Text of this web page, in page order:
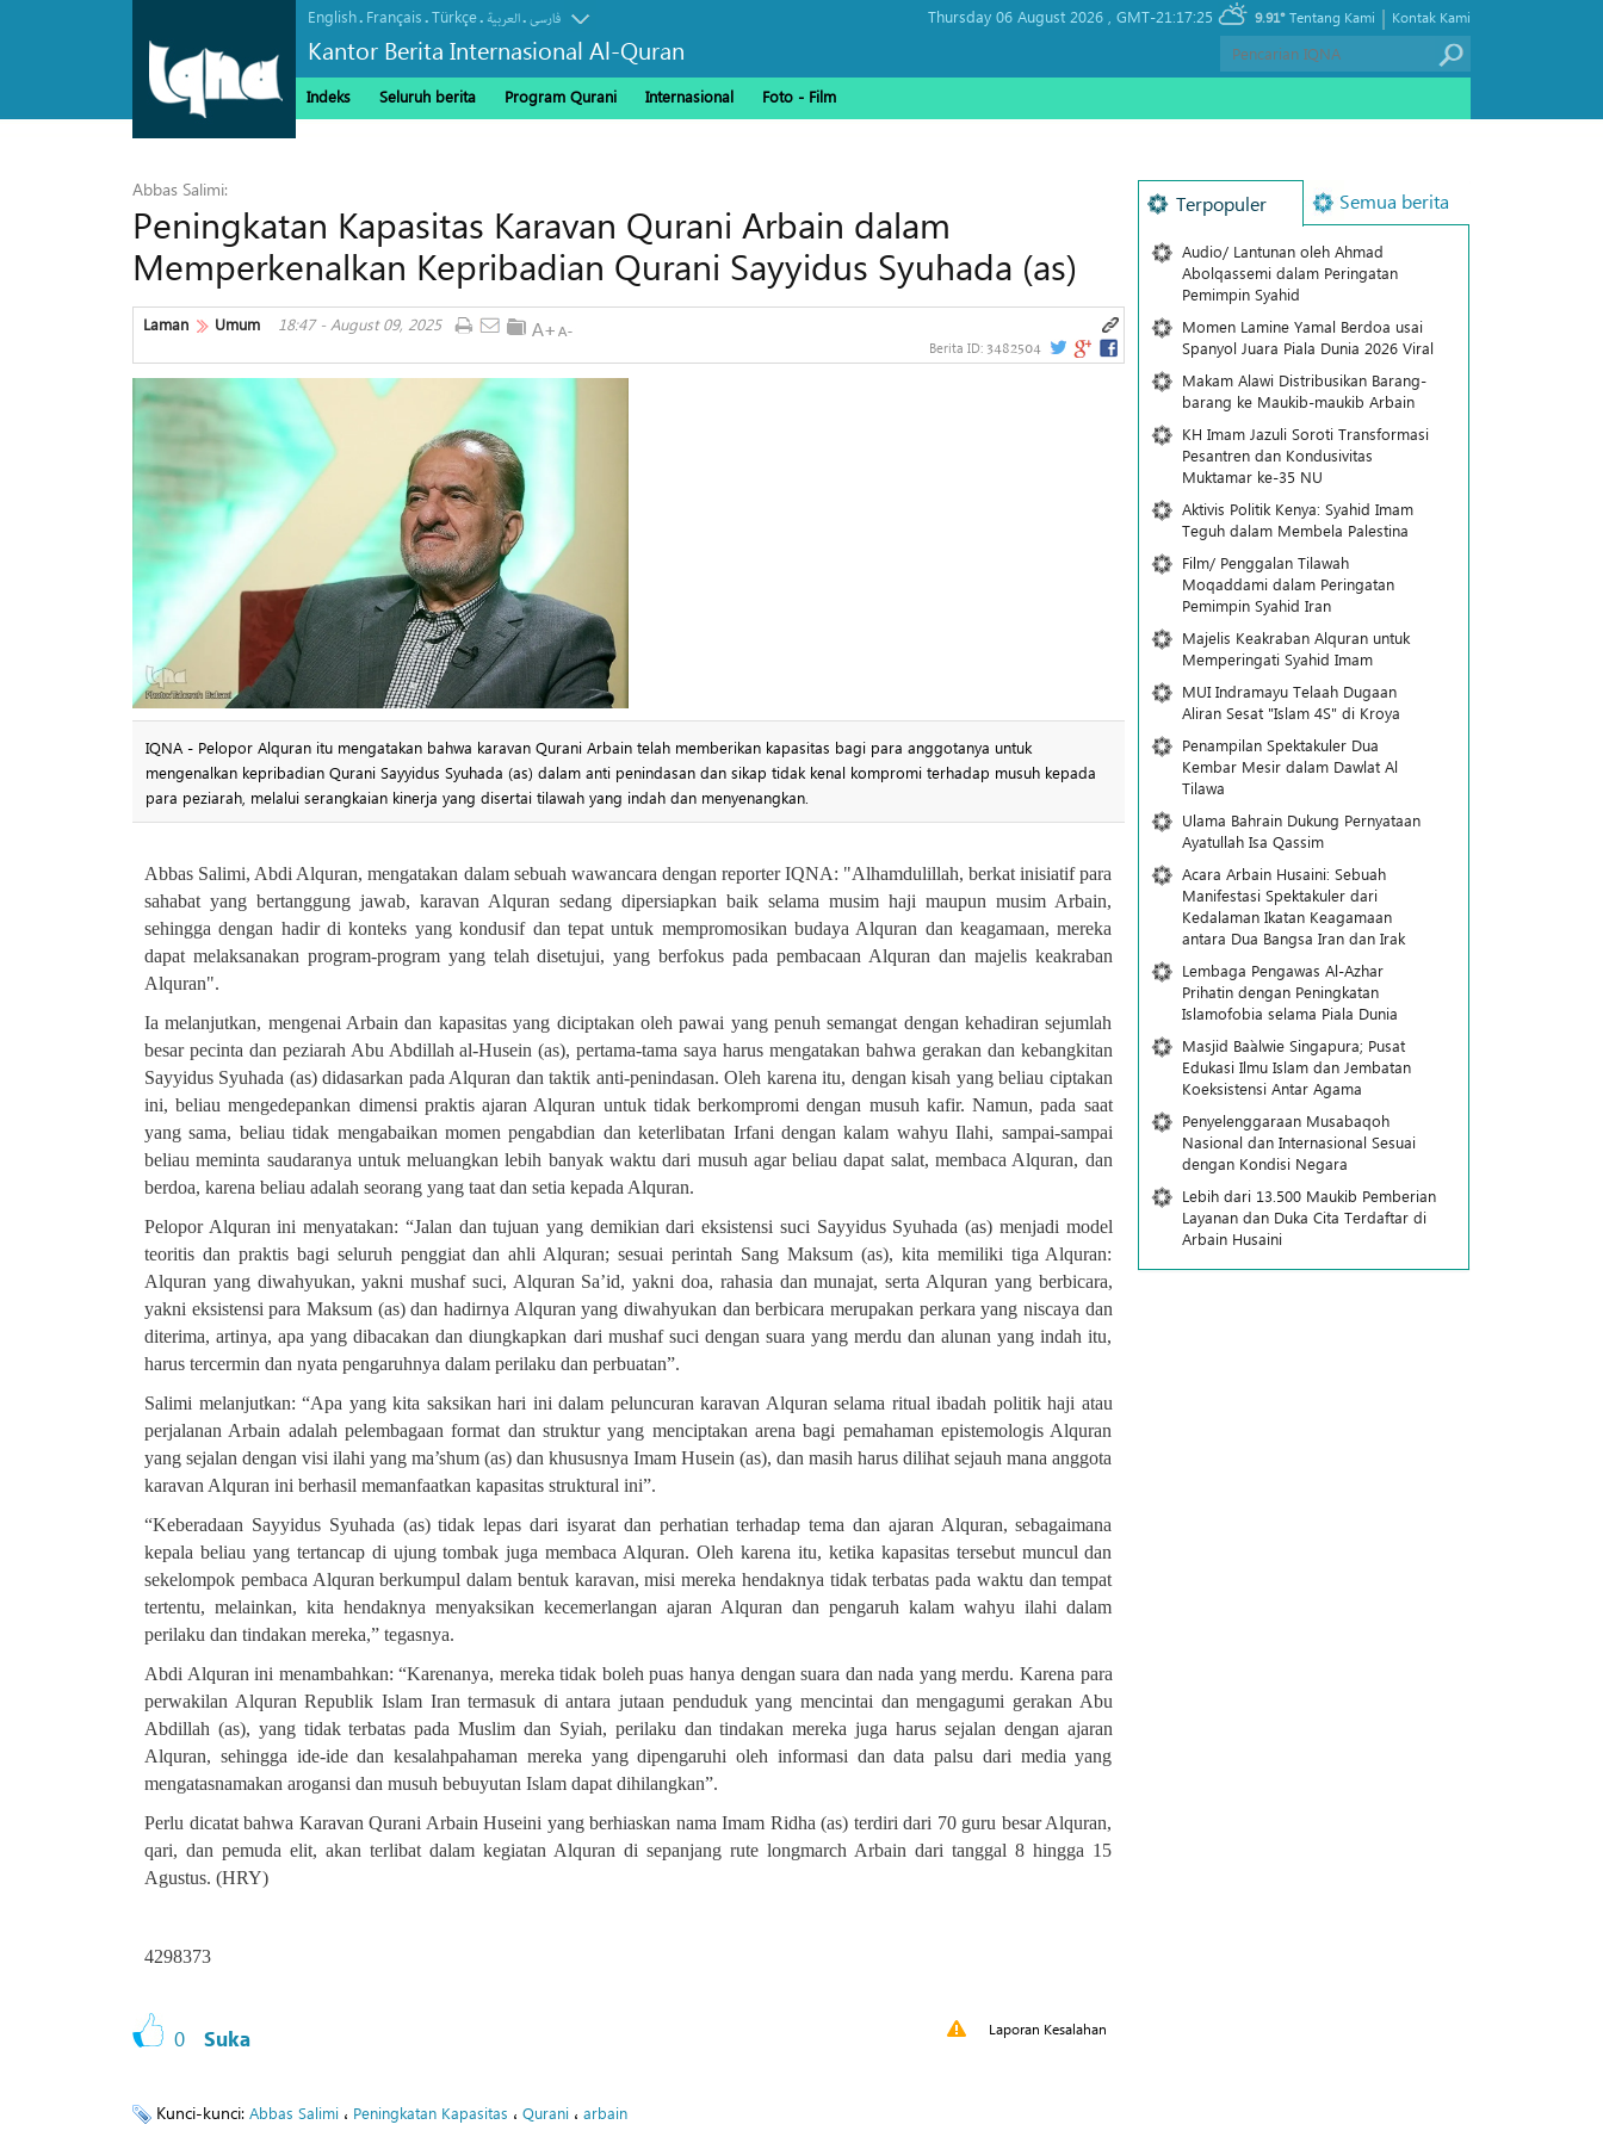
English. Français.Türkçe. العربیة.فارسی
Kantor Berita Internasional Al-Quran
Thursday 06 August 2026 , GMT-21:17:25 9.91° Kontak Kami
|
Tentang Kami
Indeks Seluruh berita Program Qurani Internasional Foto - Film
Abbas Salimi:
Peningkatan Kapasitas Karavan Qurani Arbain dalam
Memperkenalkan Kepribadian Qurani Sayyidus Syuhada (as)
Laman Umum 18:47 - August 09, 2025
Berita ID: 3482504
IQNA - Pelopor Alquran itu mengatakan bahwa karavan Qurani Arbain telah memberikan kapasitas bagi para anggotanya untuk
mengenalkan kepribadian Qurani Sayyidus Syuhada (as) dalam anti penindasan dan sikap tidak kenal kompromi terhadap musuh kepada
para peziarah, melalui serangkaian kinerja yang disertai tilawah yang indah dan menyenangkan.
Abbas Salimi, Abdi Alquran, mengatakan dalam sebuah wawancara dengan reporter IQNA: "Alhamdulillah, berkat inisiatif para
sahabat yang bertanggung jawab, karavan Alquran sedang dipersiapkan baik selama musim haji maupun musim Arbain,
sehingga dengan hadir di konteks yang kondusif dan tepat untuk mempromosikan budaya Alquran dan keagamaan, mereka
dapat melaksanakan program-program yang telah disetujui, yang berfokus pada pembacaan Alquran dan majelis keakraban
Alquran."
Ia melanjutkan, mengenai Arbain dan kapasitas yang diciptakan oleh pawai yang penuh semangat dengan kehadiran sejumlah
besar pecinta dan peziarah Abu Abdillah al-Husein (as), pertama-tama saya harus mengatakan bahwa gerakan dan kebangkitan
Sayyidus Syuhada (as) didasarkan pada Alquran dan taktik anti-penindasan. Oleh karena itu, dengan kisah yang beliau ciptakan
ini, beliau mengedepankan dimensi praktis ajaran Alquran untuk tidak berkompromi dengan musuh kafir. Namun, pada saat
yang sama, beliau tidak mengabaikan momen pengabdian dan keterlibatan Irfani dengan kalam wahyu Ilahi, sampai-sampai
beliau meminta saudaranya untuk meluangkan lebih banyak waktu dari musuh agar beliau dapat salat, membaca Alquran, dan
berdoa, karena beliau adalah seorang yang taat dan setia kepada Alquran.
Pelopor Alquran ini menyatakan: “Jalan dan tujuan yang demikian dari eksistensi suci Sayyidus Syuhada (as) menjadi model
teoritis dan praktis bagi seluruh penggiat dan ahli Alquran; sesuai perintah Sang Maksum (as), kita memiliki tiga Alquran:
Alquran yang diwahyukan, yakni mushaf suci, Alquran Sa’id, yakni doa, rahasia dan munajat, serta Alquran yang berbicara,
yakni eksistensi para Maksum (as) dan hadirnya Alquran yang diwahyukan dan berbicara merupakan perkara yang niscaya dan
diterima, artinya, apa yang dibacakan dan diungkapkan dari mushaf suci dengan suara yang merdu dan alunan yang indah itu,
harus tercermin dan nyata pengaruhnya dalam perilaku dan perbuatan”.
Salimi melanjutkan: “Apa yang kita saksikan hari ini dalam peluncuran karavan Alquran selama ritual ibadah politik haji atau
perjalanan Arbain adalah pelembagaan format dan struktur yang menciptakan arena bagi pemahaman epistemologis Alquran
yang sejalan dengan visi ilahi yang ma’shum (as) dan khususnya Imam Husein (as), dan masih harus dilihat sejauh mana anggota
karavan Alquran ini berhasil memanfaatkan kapasitas struktural ini”.
“Keberadaan Sayyidus Syuhada (as) tidak lepas dari isyarat dan perhatian terhadap tema dan ajaran Alquran, sebagaimana
kepala beliau yang tertancap di ujung tombak juga membaca Alquran. Oleh karena itu, ketika kapasitas tersebut muncul dan
sekelompok pembaca Alquran berkumpul dalam bentuk karavan, misi mereka hendaknya tidak terbatas pada waktu dan tempat
tertentu, melainkan, kita hendaknya menyaksikan kecemerlangan ajaran Alquran dan pengaruh kalam wahyu ilahi dalam
perilaku dan tindakan mereka,” tegasnya.
Abdi Alquran ini menambahkan: “Karenanya, mereka tidak boleh puas hanya dengan suara dan nada yang merdu. Karena para
perwakilan Alquran Republik Islam Iran termasuk di antara jutaan penduduk yang mencintai dan mengagumi gerakan Abu
Abdillah (as), yang tidak terbatas pada Muslim dan Syiah, perilaku dan tindakan mereka juga harus sejalan dengan ajaran
Alquran, sehingga ide-ide dan kesalahpahaman mereka yang dipengaruhi oleh informasi dan data palsu dari media yang
mengatasnamakan arogansi dan musuh bebuyutan Islam dapat dihilangkan”.
Perlu dicatat bahwa Karavan Qurani Arbain Huseini yang berhiaskan nama Imam Ridha (as) terdiri dari 70 guru besar Alquran,
qari, dan pemuda elit, akan terlibat dalam kegiatan Alquran di sepanjang rute longmarch Arbain dari tanggal 8 hingga 15
Agustus. (HRY)
4298373
0 Suka Laporan Kesalahan
Kunci-kunci: Abbas Salimi ، Peningkatan Kapasitas ، Qurani ، arbain
Terpopuler Semua berita
Audio/ Lantunan oleh Ahmad
Abolqassemi dalam Peringatan
Pemimpin Syahid
Momen Lamine Yamal Berdoa usai
Spanyol Juara Piala Dunia 2026 Viral
Makam Alawi Distribusikan Barang-
barang ke Maukib-maukib Arbain
KH Imam Jazuli Soroti Transformasi
Pesantren dan Kondusivitas
Muktamar ke-35 NU
Aktivis Politik Kenya: Syahid Imam
Teguh dalam Membela Palestina
Film/ Penggalan Tilawah
Moqaddami dalam Peringatan
Pemimpin Syahid Iran
Majelis Keakraban Alquran untuk
Memperingati Syahid Imam
MUI Indramayu Telaah Dugaan
Aliran Sesat "Islam 4S" di Kroya
Penampilan Spektakuler Dua
Kembar Mesir dalam Dawlat Al
Tilawa
Ulama Bahrain Dukung Pernyataan
Ayatullah Isa Qassim
Acara Arbain Husaini: Sebuah
Manifestasi Spektakuler dari
Kedalaman Ikatan Keagamaan
antara Dua Bangsa Iran dan Irak
Lembaga Pengawas Al-Azhar
Prihatin dengan Peningkatan
Islamofobia selama Piala Dunia
Masjid Ba`alwie Singapura; Pusat
Edukasi Ilmu Islam dan Jembatan
Koeksistensi Antar Agama
Penyelenggaraan Musabaqoh
Nasional dan Internasional Sesuai
dengan Kondisi Negara
Lebih dari 13.500 Maukib Pemberian
Layanan dan Duka Cita Terdaftar di
Arbain Husaini